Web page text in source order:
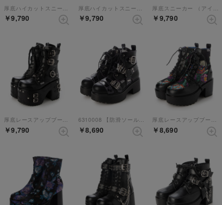
￥9,790 ￥9,790 ￥9,790
厚底レースアップブーツ （ブラック）
￥9,790
6310008 【防滑ソール】厚底レースアップブーツ （ブラックパープル）
￥8,690
厚底レースアップブーツ （ブラックパープル）【和柄】
￥8,690